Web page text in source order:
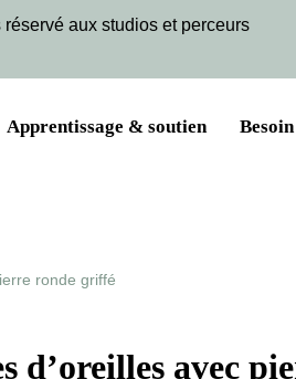
réservé aux studios et perceurs
Apprentissage & soutien
ronde griffé
d’oreilles avec